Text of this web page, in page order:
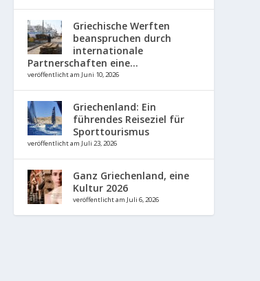
Griechische Werften
beanspruchen durch
internationale
Partnerschaften eine...
veröffentlicht am Juni 10, 2026
Griechenland: Ein
führendes Reiseziel für
Sporttourismus
veröffentlicht am Juli 23, 2026
Ganz Griechenland, eine
Kultur 2026
veröffentlicht am Juli 6, 2026